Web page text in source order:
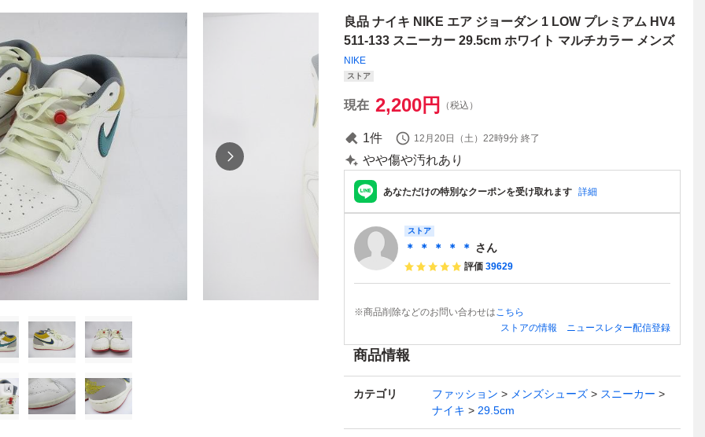
良品 ナイキ NIKE エア ジョーダン 1 LOW プレミアム HV4
511-133 スニーカー 29.5cm ホワイト マルチカラー メンズ
NIKE
ストア
現在 2,200円 （税込）
1件 12月20日（土）22時9分 終了
やや傷や汚れあり
あなただけの特別なクーポンを受け取れます 詳細
ストア
＊ ＊ ＊ ＊ ＊ さん
評価 39629
※商品削除などのお問い合わせはこちら
ストアの情報
ニュースレター配信登録
商品情報
カテゴリ ファッション メンズシューズ
スニーカー
ナイキ
29.5cm